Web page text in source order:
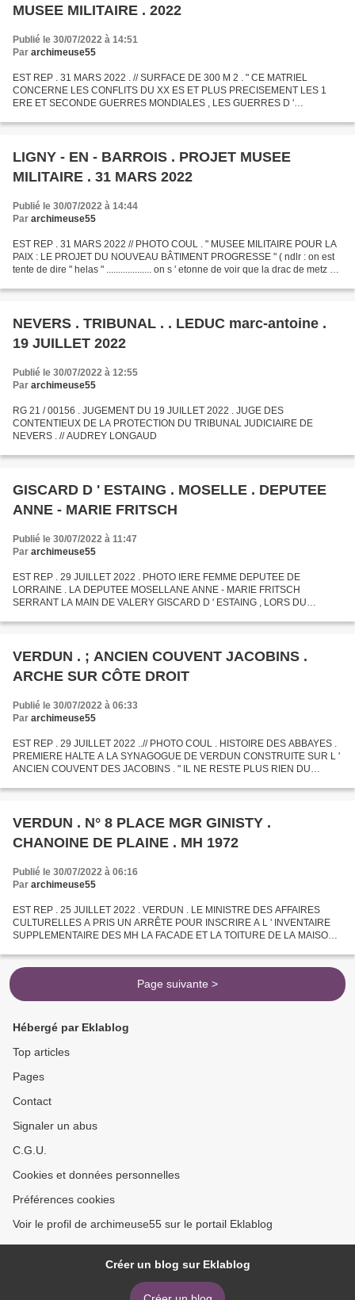
MUSEE MILITAIRE . 2022
Publié le 30/07/2022 à 14:51
Par archimeuse55
EST REP . 31 MARS 2022 . // SURFACE DE 300 M 2 . " CE MATRIEL
CONCERNE LES CONFLITS DU XX ES ET PLUS PRECISEMENT LES 1
ERE ET SECONDE GUERRES MONDIALES , LES GUERRES D '
. AUJOURD ' HUI...
LIGNY - EN - BARROIS . PROJET MUSEE
MILITAIRE . 31 MARS 2022
Publié le 30/07/2022 à 14:44
Par archimeuse55
EST REP . 31 MARS 2022 // PHOTO COUL . " MUSEE MILITAIRE POUR LA
PAIX : LE PROJET DU NOUVEAU BÂTIMENT PROGRESSE " ( ndlr : on est
tente de dire " helas " ................... on s ' etonne de voir que la drac de metz n '
NEVERS . TRIBUNAL . . LEDUC marc-antoine .
19 JUILLET 2022
Publié le 30/07/2022 à 12:55
Par archimeuse55
RG 21 / 00156 . JUGEMENT DU 19 JUILLET 2022 . JUGE DES
CONTENTIEUX DE LA PROTECTION DU TRIBUNAL JUDICIAIRE DE
NEVERS . // AUDREY LONGAUD
GISCARD D ' ESTAING . MOSELLE . DEPUTEE
ANNE - MARIE FRITSCH
Publié le 30/07/2022 à 11:47
Par archimeuse55
EST REP . 29 JUILLET 2022 . PHOTO IERE FEMME DEPUTEE DE
LORRAINE . LA DEPUTEE MOSELLANE ANNE - MARIE FRITSCH
SERRANT LA MAIN DE VALERY GISCARD D ' ESTAING , LORS DU
VERDUN . ; ANCIEN COUVENT JACOBINS .
ARCHE SUR CÔTE DROIT
Publié le 30/07/2022 à 06:33
Par archimeuse55
EST REP . 29 JUILLET 2022 ..// PHOTO COUL . HISTOIRE DES ABBAYES .
PREMIERE HALTE A LA SYNAGOGUE DE VERDUN CONSTRUITE SUR L '
ANCIEN COUVENT DES JACOBINS . " IL NE RESTE PLUS RIEN DU
IMPASSE...
VERDUN . N° 8 PLACE MGR GINISTY .
CHANOINE DE PLAINE . MH 1972
Publié le 30/07/2022 à 06:16
Par archimeuse55
EST REP . 25 JUILLET 2022 . VERDUN . LE MINISTRE DES AFFAIRES
CULTURELLES A PRIS UN ARRÊTE POUR INSCRIRE A L ' INVENTAIRE
SUPPLEMENTAIRE DES MH LA FACADE ET LA TOITURE DE LA MAISON
QUI FAIT...
Page suivante >
Hébergé par Eklablog
Top articles
Pages
Contact
Signaler un abus
C.G.U.
Cookies et données personnelles
Préférences cookies
Voir le profil de archimeuse55 sur le portail Eklablog
Créer un blog sur Eklablog